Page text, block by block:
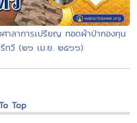
าลาการเปรียญ ทอดผ้าป่ากองทุน
วี (๒๖ เม.ย. ๒๕๖๖)
Top